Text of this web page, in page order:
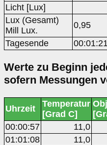
Licht [Lux]
Lux (Gesamt)
Mill Lux.
0,95
Tagesende
00:01:21
Werte zu Beginn
sofern Messungen
Uhrzeit
Temperatur
[Grad C]
00:00:57
11,0
01:01:08
11,0